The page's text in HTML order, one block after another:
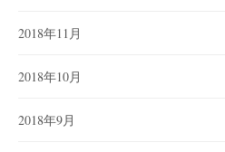
2018年11月
2018年10月
2018年9月